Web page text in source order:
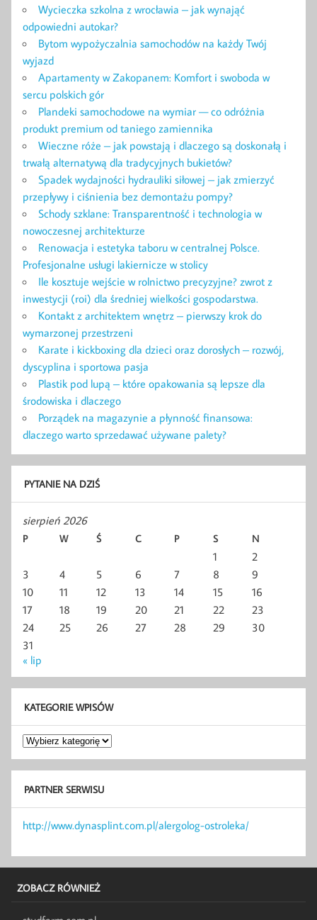
Wycieczka szkolna z wrocławia – jak wynająć
odpowiedni autokar?
Bytom wypożyczalnia samochodów na każdy Twój
wyjazd
Apartamenty w Zakopanem: Komfort i swoboda w
sercu polskich gór
Plandeki samochodowe na wymiar — co odróżnia
produkt premium od taniego zamiennika
Wieczne róże – jak powstają i dlaczego są doskonałą i
trwałą alternatywą dla tradycyjnych bukietów?
Spadek wydajności hydrauliki siłowej – jak zmierzyć
przepływy i ciśnienia bez demontażu pompy?
Schody szklane: Transparentność i technologia w
nowoczesnej architekturze
Renowacja i estetyka taboru w centralnej Polsce.
Profesjonalne usługi lakiernicze w stolicy
Ile kosztuje wejście w rolnictwo precyzyjne? zwrot z
inwestycji (roi) dla średniej wielkości gospodarstwa.
Kontakt z architektem wnętrz – pierwszy krok do
wymarzonej przestrzeni
Karate i kickboxing dla dzieci oraz dorosłych – rozwój,
dyscyplina i sportowa pasja
Plastik pod lupą – które opakowania są lepsze dla
środowiska i dlaczego
Porządek na magazynie a płynność finansowa:
dlaczego warto sprzedawać używane palety?
PYTANIE NA DZIŚ
sierpień 2026
P W Ś C P S N
1
2
3
4 5 6 7 8
9
10
11 12 13 14 15
16
17
18 19 20 21 22
23
24
25 26 27 28 29
30
31
« lip
KATEGORIE WPISÓW
Kategorie
wpisów
PARTNER SERWISU
http://www.dynasplint.com.pl/alergolog-ostroleka/
ZOBACZ RÓWNIEŻ